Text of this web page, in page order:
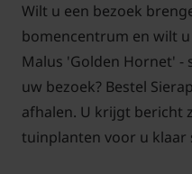
Wilt u een bezoek
bomencentrum en wilt
Malus 'Golden Hornet'
uw bezoek? Bestel
afhalen. U krijgt bericht
tuinplanten voor u klaar